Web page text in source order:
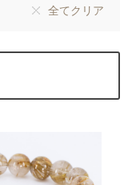
全てクリア